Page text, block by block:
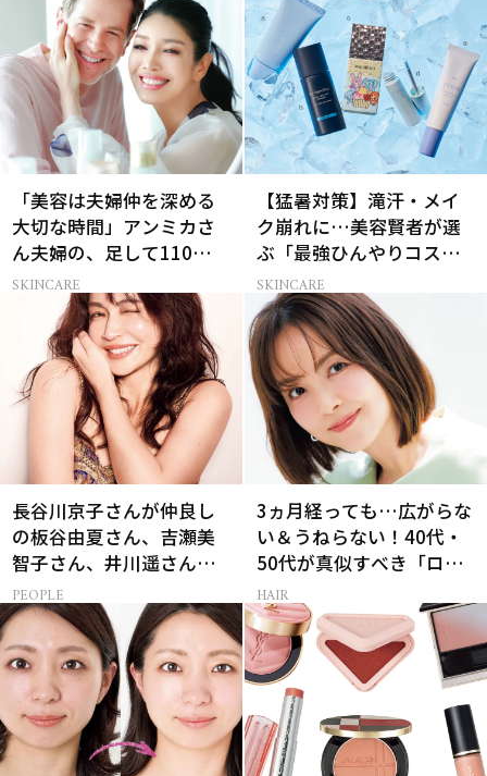
「美容は夫婦仲を深める
大切な時間」アンミカさ
ん夫婦の、足して110歳で
も”今の方が上向き肌”な
SKINCARE
【猛暑対策】滝汗・メイ
ク崩れに…美容賢者が選
ぶ「最強ひんやりコス
メ」26選
SKINCARE
長谷川京子さんが仲良し
の板谷由夏さん、吉瀬美
智子さん、井川遥さんと
集まる理由は…
PEOPLE
3ヵ月経っても…広がらな
い＆うねらない！40代・
50代が真似すべき「ロー
レイヤーボブ」
HAIR